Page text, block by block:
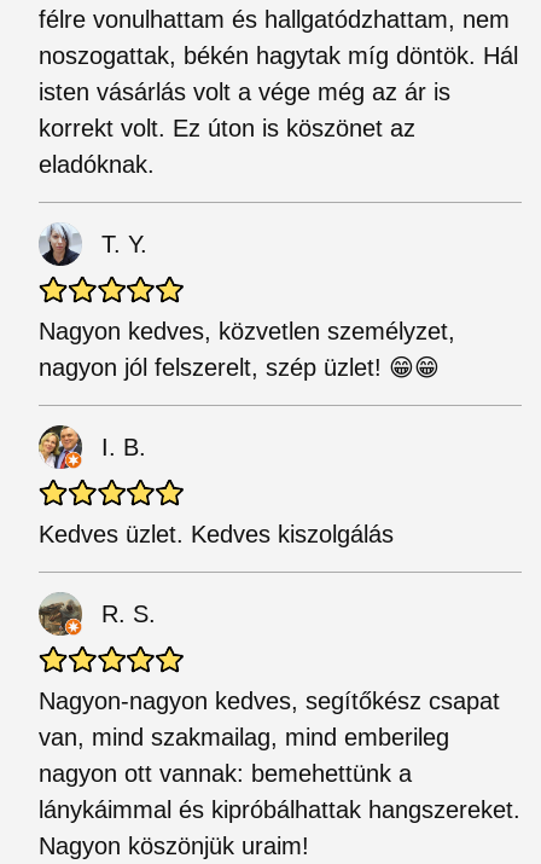
félre vonulhattam és hallgatódzhattam, nem
noszogattak, békén hagytak míg döntök. Hál
isten vásárlás volt a vége még az ár is
korrekt volt. Ez úton is köszönet az
eladóknak.
T. Y.
Nagyon kedves, közvetlen személyzet,
nagyon jól felszerelt, szép üzlet! 😁😁
I. B.
Kedves üzlet. Kedves kiszolgálás
R. S.
Nagyon-nagyon kedves, segítőkész csapat
van, mind szakmailag, mind emberileg
nagyon ott vannak: bemehettünk a
lánykáimmal és kipróbálhattak hangszereket.
Nagyon köszönjük uraim!